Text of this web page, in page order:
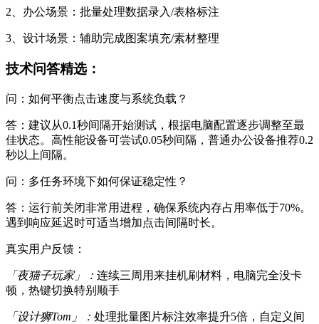
2、办公场景：批量处理数据录入/表格标注
3、设计场景：辅助完成图案填充/素材整理
技术问答精选：
问：如何平衡点击速度与系统负载？
答：建议从0.1秒间隔开始测试，根据电脑配置逐步调整至最
佳状态。高性能设备可尝试0.05秒间隔，普通办公设备推荐0.2
秒以上间隔。
问：多任务环境下如何保证稳定性？
答：运行前关闭非常用进程，确保系统内存占用率低于70%。
遇到响应延迟时可适当增加点击间隔时长。
真实用户反馈：
「夜猫子玩家」： 连续三周用来挂机刷材料，电脑完全没卡
顿，热键切换特别顺手
「设计狮Tom」： 处理批量图片标注效率提升5倍，自定义间